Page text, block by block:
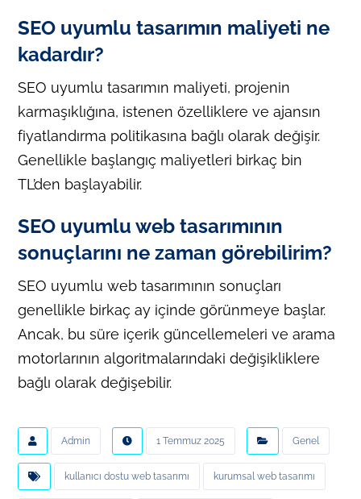
SEO uyumlu tasarımın maliyeti ne
kadardır?
SEO uyumlu tasarımın maliyeti, projenin
karmaşıklığına, istenen özelliklere ve ajansın
fiyatlandırma politikasına bağlı olarak değişir.
Genellikle başlangıç maliyetleri birkaç bin
TL’den başlayabilir.
SEO uyumlu web tasarımının
sonuçlarını ne zaman görebilirim?
SEO uyumlu web tasarımının sonuçları
genellikle birkaç ay içinde görünmeye başlar.
Ancak, bu süre içerik güncellemeleri ve arama
motorlarının algoritmalarındaki değişikliklere
bağlı olarak değişebilir.
Admin 1 Temmuz 2025 Genel
kullanıcı dostu web tasarımı kurumsal web tasarımı